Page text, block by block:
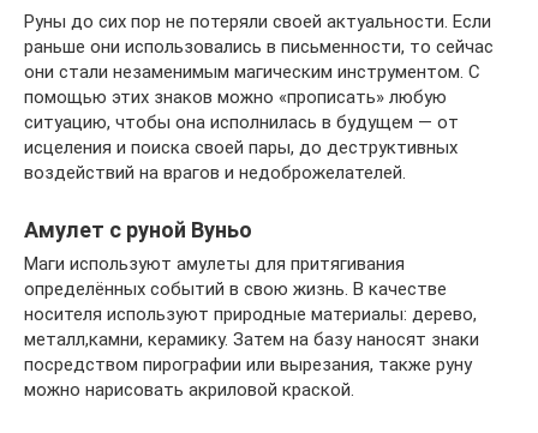
Руны до сих пор не потеряли своей актуальности. Если
раньше они использовались в письменности, то сейчас
они стали незаменимым магическим инструментом. С
помощью этих знаков можно «прописать» любую
ситуацию, чтобы она исполнилась в будущем — от
исцеления и поиска своей пары, до деструктивных
воздействий на врагов и недоброжелателей.
Амулет с руной Вуньо
Маги используют амулеты для притягивания
определённых событий в свою жизнь. В качестве
носителя используют природные материалы: дерево,
металл,камни, керамику. Затем на базу наносят знаки
посредством пирографии или вырезания, также руну
можно нарисовать акриловой краской.